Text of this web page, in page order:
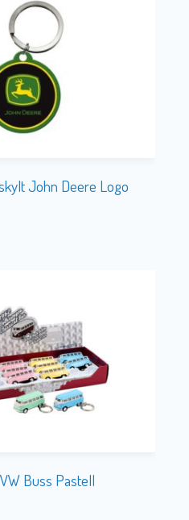
John Deere Logo
Buss Pastell